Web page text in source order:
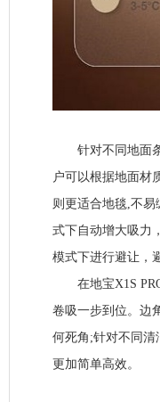
针对不同地面条
户可以根据地面材
则更适合地毯,不易
式下自动增大吸力
模式下进行避让，
在地宝X1S PRO
卷吸一步到位。边
何死角;针对不同清
更加简单高效。